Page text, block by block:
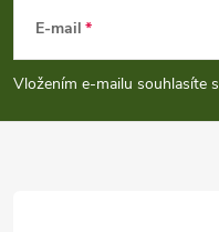
p
a
E-mail
Vložením e-mailu souhlasíte s